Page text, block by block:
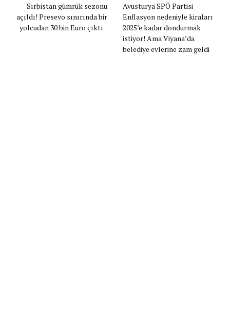
Sırbistan gümrük sezonu
açıldı! Presevo sınırında bir
yolcudan 30 bin Euro çıktı
Avusturya SPÖ Partisi
Enflasyon nedeniyle kiraları
2025’e kadar dondurmak
istiyor! Ama Viyana’da
belediye evlerine zam geldi